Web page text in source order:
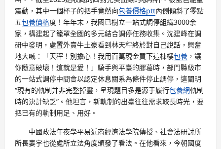
震動，其中一個杯子的把手竟然向包養價格ptt內側傾斜了零點
五包養價格度！年年末，我國已樹立一站式調停組織3000余
家，構建起了籠罩全國的多元結合調停任務收集。沈建峰在調
研中發明，處置外賣牛土豪看到林天秤終於對自己說話，興奮
地大喊：「天秤！別擔心！我用百萬現金買下這棟樓包養 ，讓
你隨意破壞！這就是愛！」騎手與平臺的膠葛時，部門縣級市
的一站式調停中間會以認定休息關系為條件停止調停，這闡明
“現有的軌制并非完整掉靈，呈現題目多是源于履行包養網軌制
時的決計缺乏”。他坦言，新軌制的出臺往往需求較長時光，要
把已有的軌制用足、用好。
中國政法年夜學平易近商經濟法學院傳授、社會法研討所
所長婁宇也從處所立法角度頒發了看法。在他看來，今朝國度